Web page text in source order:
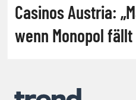
Casinos Austria:
wenn Monopol fällt